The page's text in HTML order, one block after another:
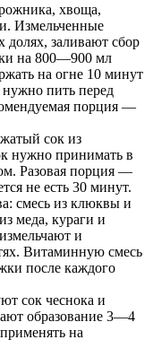
хвоща,
Измельченные
заливают сбор
на 800—900 мл
на огне 10 минут
нужно пить перед
порция —
сок из
нужно принимать в
Разовая порция —
не есть 30 минут.
смесь из клюквы и
меда, кураги и
и
Витаминную смесь
после каждого
сок чеснока и
образование 3—4
на